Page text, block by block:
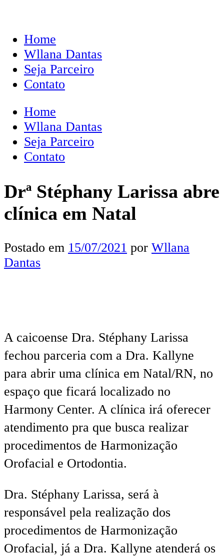
Home
Wllana Dantas
Seja Parceiro
Contato
Home
Wllana Dantas
Seja Parceiro
Contato
Drª Stéphany Larissa abre
clínica em Natal
Postado em 15/07/2021 por Wllana
Dantas
A caicoense Dra. Stéphany Larissa
fechou parceria com a Dra. Kallyne
para abrir uma clínica em Natal/RN, no
espaço que ficará localizado no
Harmony Center. A clínica irá oferecer
atendimento pra que busca realizar
procedimentos de Harmonização
Orofacial e Ortodontia.
Dra. Stéphany Larissa, será à
responsável pela realização dos
procedimentos de Harmonização
Orofacial, já a Dra. Kallyne atenderá os